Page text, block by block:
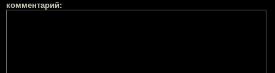
комментарий: